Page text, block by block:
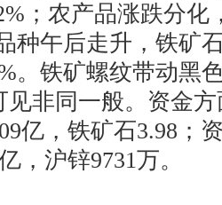
；农产品涨跌分化
种午后走升，铁矿
。铁矿螺纹带动黑
见非同一般。资金
亿，铁矿石3.98；
，沪锌9731万。